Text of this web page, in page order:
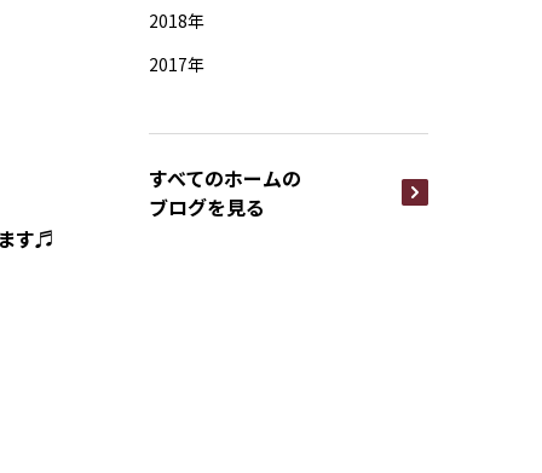
す♬
2018年
2017年
すべてのホームの
ブログを見る